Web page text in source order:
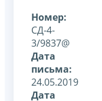
Номер:
СД-4-
3/9837@
Дата
письма:
24.05.2019
Дата